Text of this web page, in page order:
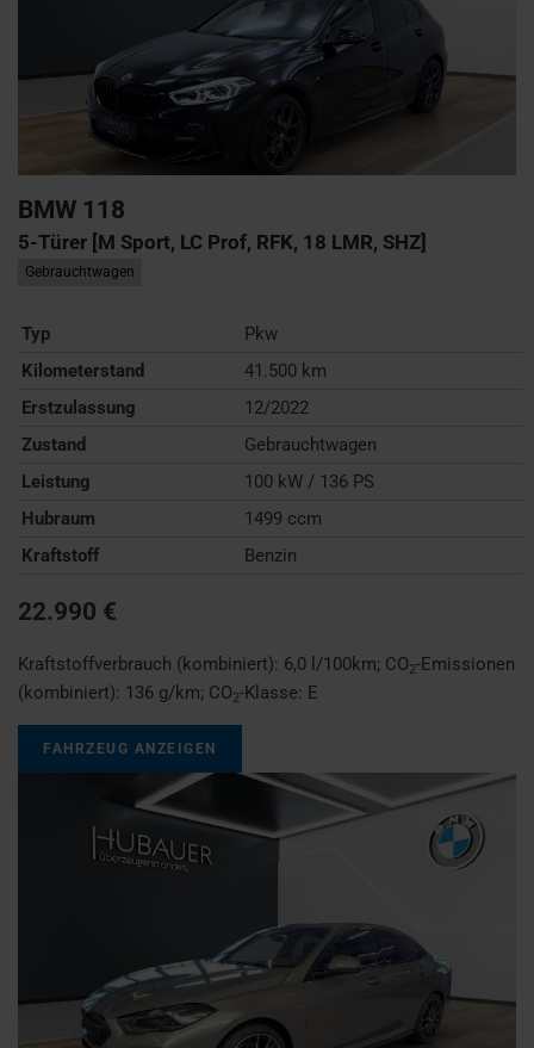
BMW 118
5-Türer [M Sport, LC Prof, RFK, 18 LMR, SHZ]
Gebrauchtwagen
Typ
Pkw
Kilometerstand
41.500 km
Erstzulassung
12/2022
Zustand
Gebrauchtwagen
Leistung
100 kW / 136 PS
Hubraum
1499 ccm
Kraftstoff
Benzin
22.990 €
Kraftstoffverbrauch (kombiniert): 6,0 l/100km; CO2-Emissionen
(kombiniert): 136 g/km; CO2-Klasse: E
FAHRZEUG ANZEIGEN